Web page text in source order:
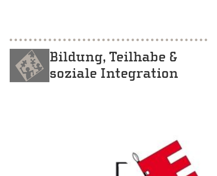
Bildung, Teilhabe &
soziale Integration